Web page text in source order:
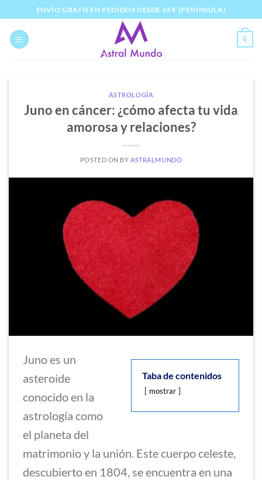
al
contenido
ENVÍO GRATIS EN PEDIDOS DESDE 65 € (PENÍNSULA)
0
ASTROLOGÍA
Juno en cáncer: ¿cómo afecta tu vida
amorosa y relaciones?
POSTED ON BY ASTRALMUNDO
Taba de contenidos
mostrar
Juno es un
asteroide
conocido en la
astrología como
el planeta del
matrimonio y la unión. Este cuerpo celeste,
descubierto en 1804, se encuentra en una